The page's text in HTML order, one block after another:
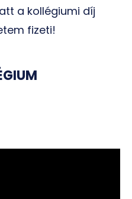
a kollégiumi díj
fizeti!